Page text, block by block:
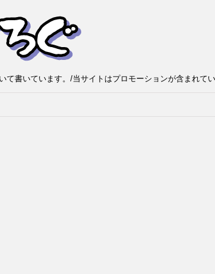
て書いています。/当サイトはプロモーションが含まれて